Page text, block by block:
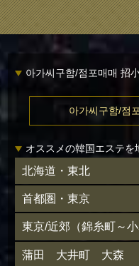
아가씨구함/점포매매 招
아가씨구함/점
オススメの韓国エステを
北海道・東北
首都圏・東京
東京/近郊（錦糸町～小
蒲田 大井町 大森